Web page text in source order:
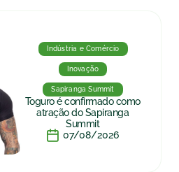
Indústria e Comércio
Inovação
Sapiranga Summit
Toguro é confirmado como
atração do Sapiranga
Summit
07/08/2026